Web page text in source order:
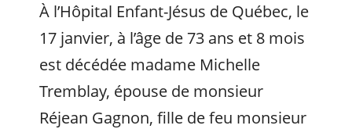
À l’Hôpital Enfant-Jésus de Québec, le
17 janvier, à l’âge de 73 ans et 8 mois
est décédée madame Michelle
Tremblay, épouse de monsieur
Réjean Gagnon, fille de feu monsieur